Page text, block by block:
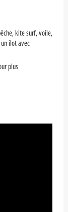
kite surf, voile,
ilot avec
plus